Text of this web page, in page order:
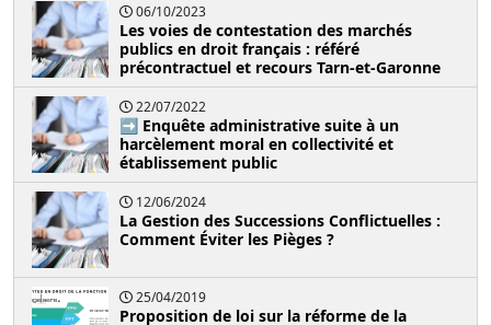
06/10/2023
Les voies de contestation des marchés
publics en droit français : référé
précontractuel et recours Tarn-et-Garonne
22/07/2022
➡️ Enquête administrative suite à un
harcèlement moral en collectivité et
établissement public
12/06/2024
La Gestion des Successions Conflictuelles :
Comment Éviter les Pièges ?
25/04/2019
Proposition de loi sur la réforme de la